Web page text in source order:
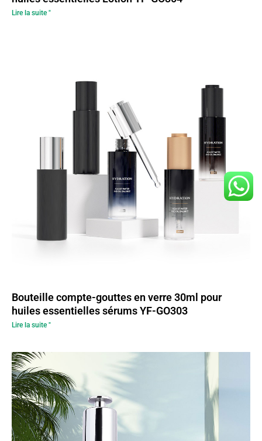
Lire la suite "
Bouteille compte-gouttes en verre 30ml pour
huiles essentielles sérums YF-GO303
Lire la suite "